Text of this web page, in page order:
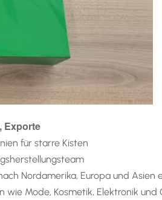
Exporte
für starre Kisten
Nordamerika, Europa und Asien
wie Mode, Kosmetik, Elektronik